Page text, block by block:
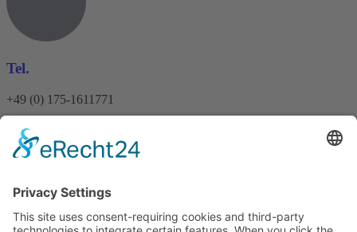
Tel.
+49 (0) 175-1611771